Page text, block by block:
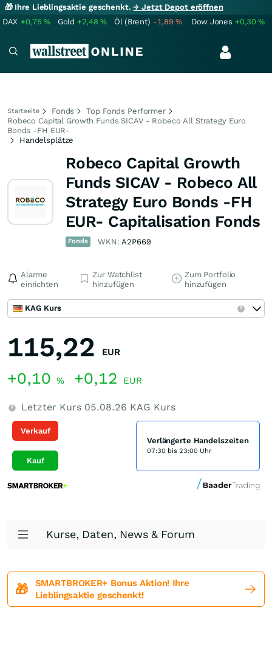
🎁 Ihre Lieblingsaktie geschenkt.→ Jetzt Depot eröffnen
DAX +0,75% Gold +2,48% Öl (Brent) -1,89% Dow Jones +0,30%
Startseite Fonds
Top Fonds Performer
Robeco Capital Growth Funds SICAV - Robeco All Strategy Euro
Bonds -FH EUR-
Handelsplätze
Robeco Capital Growth
Funds SICAV - Robeco All
Strategy Euro Bonds -FH
EUR- Capitalisation Fonds
Fonds WKN:A2P669
Alarme
einrichten
Zur Watchlist
hinzufügen
Zum Portfolio
hinzufügen
KAG Kurs
115,22 EUR
+0,10 % +0,12 EUR
Letzter Kurs 05.08.26 KAG Kurs
Verkauf
Kauf
Verlängerte Handelszeiten
07:30 bis 23:00 Uhr
Kurse, Daten, News & Forum
🎁
SMARTBROKER+ Bonus Aktion! Ihre
Lieblingsaktie geschenkt!